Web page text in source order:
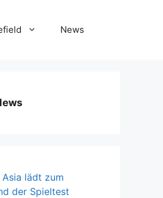
News
lädt zum
der Spieltest